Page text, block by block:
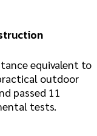
equivalent to
outdoor
passed 11
tests.